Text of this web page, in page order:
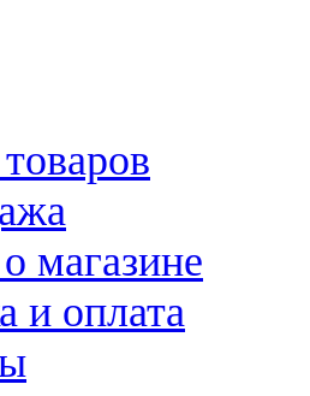
магазине
и оплата